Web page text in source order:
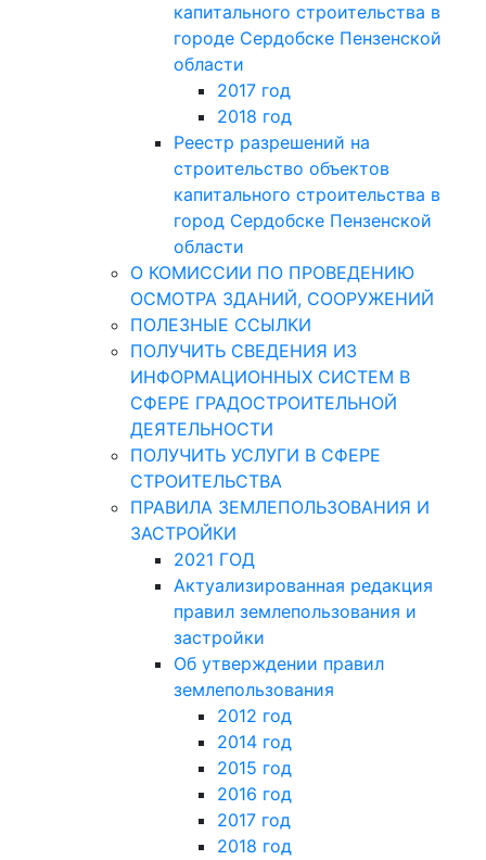
капитального строительства в
городе Сердобске Пензенской
области
2017 год
2018 год
Реестр разрешений на
строительство объектов
капитального строительства в
город Сердобске Пензенской
области
О КОМИССИИ ПО ПРОВЕДЕНИЮ
ОСМОТРА ЗДАНИЙ, СООРУЖЕНИЙ
ПОЛЕЗНЫЕ ССЫЛКИ
ПОЛУЧИТЬ СВЕДЕНИЯ ИЗ
ИНФОРМАЦИОННЫХ СИСТЕМ В
СФЕРЕ ГРАДОСТРОИТЕЛЬНОЙ
ДЕЯТЕЛЬНОСТИ
ПОЛУЧИТЬ УСЛУГИ В СФЕРЕ
СТРОИТЕЛЬСТВА
ПРАВИЛА ЗЕМЛЕПОЛЬЗОВАНИЯ И
ЗАСТРОЙКИ
2021 ГОД
Актуализированная редакция
правил землепользования и
застройки
Об утверждении правил
землепользования
2012 год
2014 год
2015 год
2016 год
2017 год
2018 год